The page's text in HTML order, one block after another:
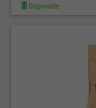
Disponible